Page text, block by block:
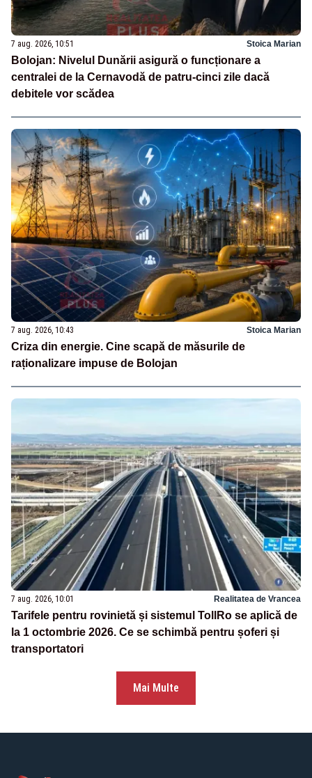
7 aug. 2026, 10:51 Stoica Marian
Bolojan: Nivelul Dunării asigură o funcționare a
centralei de la Cernavodă de patru-cinci zile dacă
debitele vor scădea
7 aug. 2026, 10:43 Stoica Marian
Criza din energie. Cine scapă de măsurile de
raționalizare impuse de Bolojan
7 aug. 2026, 10:01 Realitatea de Vrancea
Tarifele pentru rovinietă și sistemul TollRo se aplică de
la 1 octombrie 2026. Ce se schimbă pentru șoferi și
transportatori
Mai Multe